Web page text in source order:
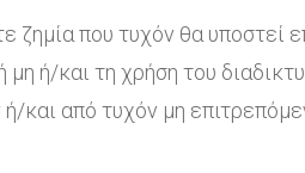
ζημία που τυχόν θα υποστεί
ή/και τη χρήση του
και από τυχόν μη